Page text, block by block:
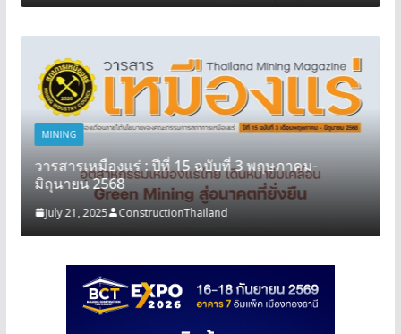
MINING
วารสารเหมืองแร่ : ปีที่ 15 ฉบับที่ 3 พฤษภาคม-
มิถุนายน 2568
July 21, 2025 ConstructionThailand